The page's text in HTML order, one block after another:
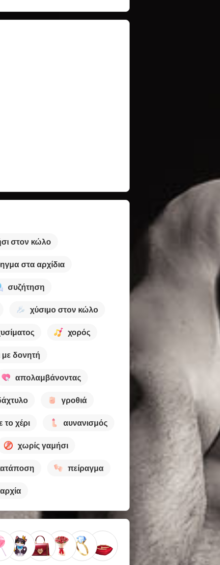
στον κώλο
στα αρχίδια
συζήτηση
χύσιμο στον κώλο
χορός
με δονητή
απολαμβάνοντας
γροθιά
το χέρι αυνανισμός
χωρίς γαμήσι
πείραγμα